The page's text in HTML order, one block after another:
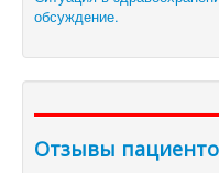
обсуждение.
Отзывы